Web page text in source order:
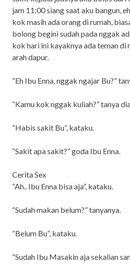
jam 11:00 siang saat aku bangun,
kok masih ada orang di rumah,
bolong begini sudah pada nggak
kok hari ini kayaknya ada teman di
arah dapur.
“Eh Ibu Enna, nggak ngajar Bu?”
“Kamu kok nggak kuliah?” tanya
“Habis sakit Bu”, kataku.
“Sakit apa sakit?” goda Ibu Enna.
Cerita Sex
“Ah.. Ibu Enna bisa aja”, kataku.
“Sudah makan belum?” tanyanya.
“Belum Bu”, kataku.
“Sudah Ibu Masakin aja sekalian